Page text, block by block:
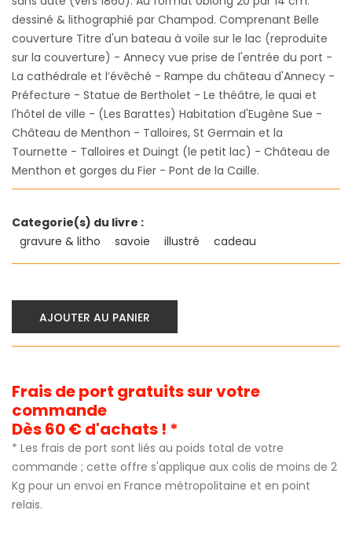
dessiné & lithographié par Champod. Comprenant Belle
couverture Titre d'un bateau à voile sur le lac (reproduite
sur la couverture) - Annecy vue prise de l'entrée du port -
La cathédrale et l’évêché - Rampe du château d'Annecy -
Préfecture - Statue de Bertholet - Le théâtre, le quai et
l'hôtel de ville - (Les Barattes) Habitation d'Eugène Sue -
Château de Menthon - Talloires, St Germain et la
Tournette - Talloires et Duingt (le petit lac) - Château de
Menthon et gorges du Fier - Pont de la Caille.
Categorie(s) du livre :
gravure & litho
savoie illustré cadeau
AJOUTER AU PANIER
Frais de port gratuits sur votre
commande
Dès 60 € d'achats ! *
* Les frais de port sont liés au poids total de votre
commande ; cette offre s'applique aux colis de moins de 2
Kg pour un envoi en France métropolitaine et en point
relais.